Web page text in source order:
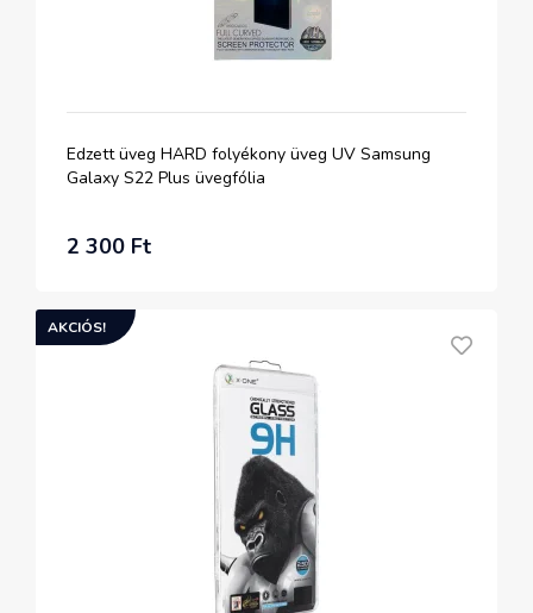
Edzett üveg HARD folyékony üveg UV Samsung
Galaxy S22 Plus üvegfólia
2 300 Ft
AKCIÓS!